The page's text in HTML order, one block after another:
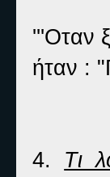
'''Οταν
ήταν :
4. Τι